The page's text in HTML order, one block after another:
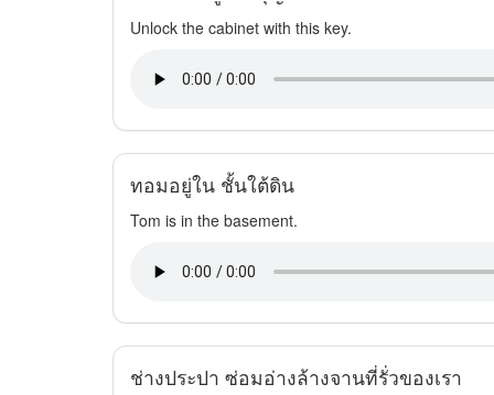
Unlock the cabinet with this key.
ทอมอยู่ใน ชั้นใต้ดิน
Tom is in the basement.
ช่างประปา ซ่อมอ่างล้างจานที่รั่วของเรา